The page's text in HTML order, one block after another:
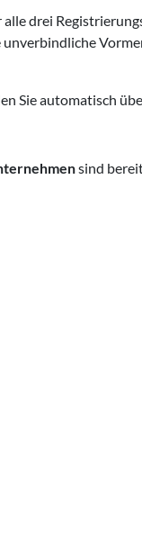
alle drei
Sie automatisch
sind